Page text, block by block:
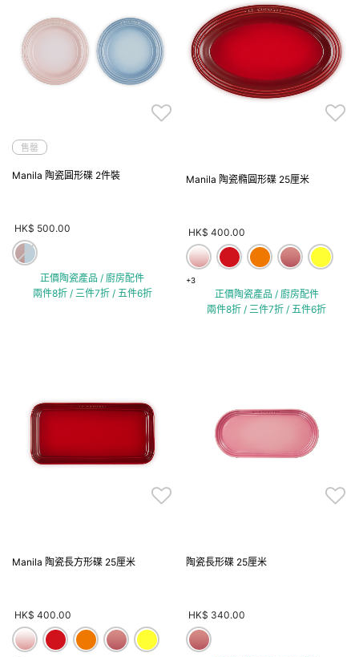
售罄
Manila 陶瓷圓形碟 2件裝
HK$ 500.00
正價陶瓷產品 / 廚房配件
兩件8折 / 三件7折 / 五件6折
Manila 陶瓷橢圓形碟 25厘米
HK$ 400.00
+3
正價陶瓷產品 / 廚房配件
兩件8折 / 三件7折 / 五件6折
Manila 陶瓷長方形碟 25厘米
HK$ 400.00
陶瓷長形碟 25厘米
HK$ 340.00